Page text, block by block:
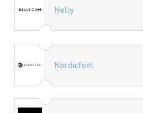
Nelly
Nordicfeel